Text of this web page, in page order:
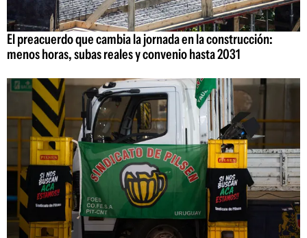
El preacuerdo que cambia la jornada en la construcción:
menos horas, subas reales y convenio hasta 2031